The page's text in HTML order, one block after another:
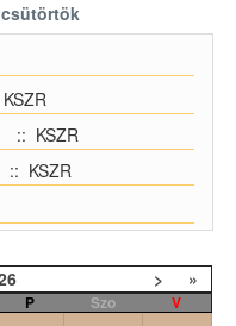
:: KSZR
:: KSZR
> »
P Szo V